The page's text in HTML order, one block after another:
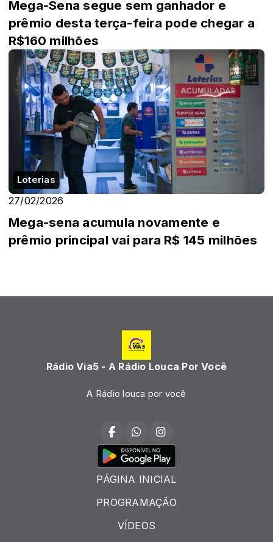
Mega-Sena segue sem ganhador e
prêmio desta terça-feira pode chegar a
R$160 milhões
Loterias
27/02/2026
Mega-sena acumula novamente e
prêmio principal vai para R$ 145 milhões
Rádio Via5 - A Rádio Louca Por Você
A Rádio louca por você
PÁGINA INICIAL
PROGRAMAÇÃO
VÍDEOS